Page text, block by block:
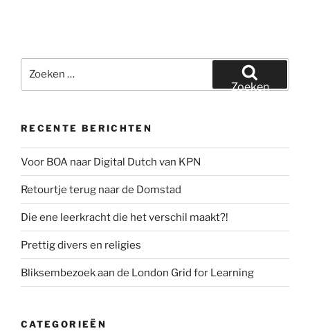
naar:
Zoeken
RECENTE BERICHTEN
Voor BOA naar Digital Dutch van KPN
Retourtje terug naar de Domstad
Die ene leerkracht die het verschil maakt?!
Prettig divers en religies
Bliksembezoek aan de London Grid for Learning
CATEGORIEËN